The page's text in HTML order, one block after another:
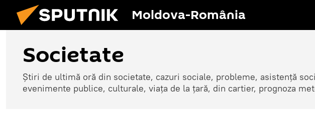
Moldova-România
Societate
Știri de ultimă oră din societate, cazuri sociale, probleme, asistență
evenimente publice, culturale, viața de la țară, din cartier, prognoza